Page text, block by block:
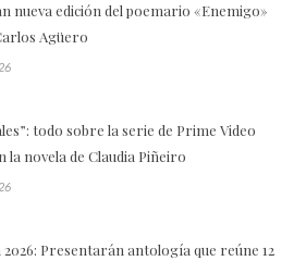
nueva edición del poemario «Enemigo»
Agüero
todo sobre la serie de Prime Video
la novela de Claudia Piñeiro
Presentarán antología que reúne 12